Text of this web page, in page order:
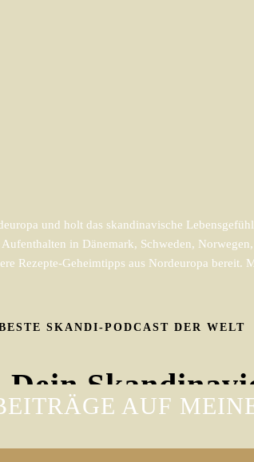
SKANDI-PODCAST DER WELT
und holt das skandinavische
in Dänemark, Schweden,
Rezepte-Geheimtipps aus Nordeuropa bereit.
AUF